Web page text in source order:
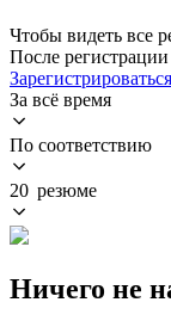
Чтобы видеть все
После
Зарегистрироваться
За всё время
По соответствию
20 резюме
Ничего не